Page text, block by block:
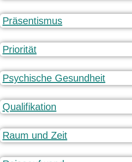
Präsentismus
Priorität
Psychische Gesundheit
Qualifikation
Raum und Zeit